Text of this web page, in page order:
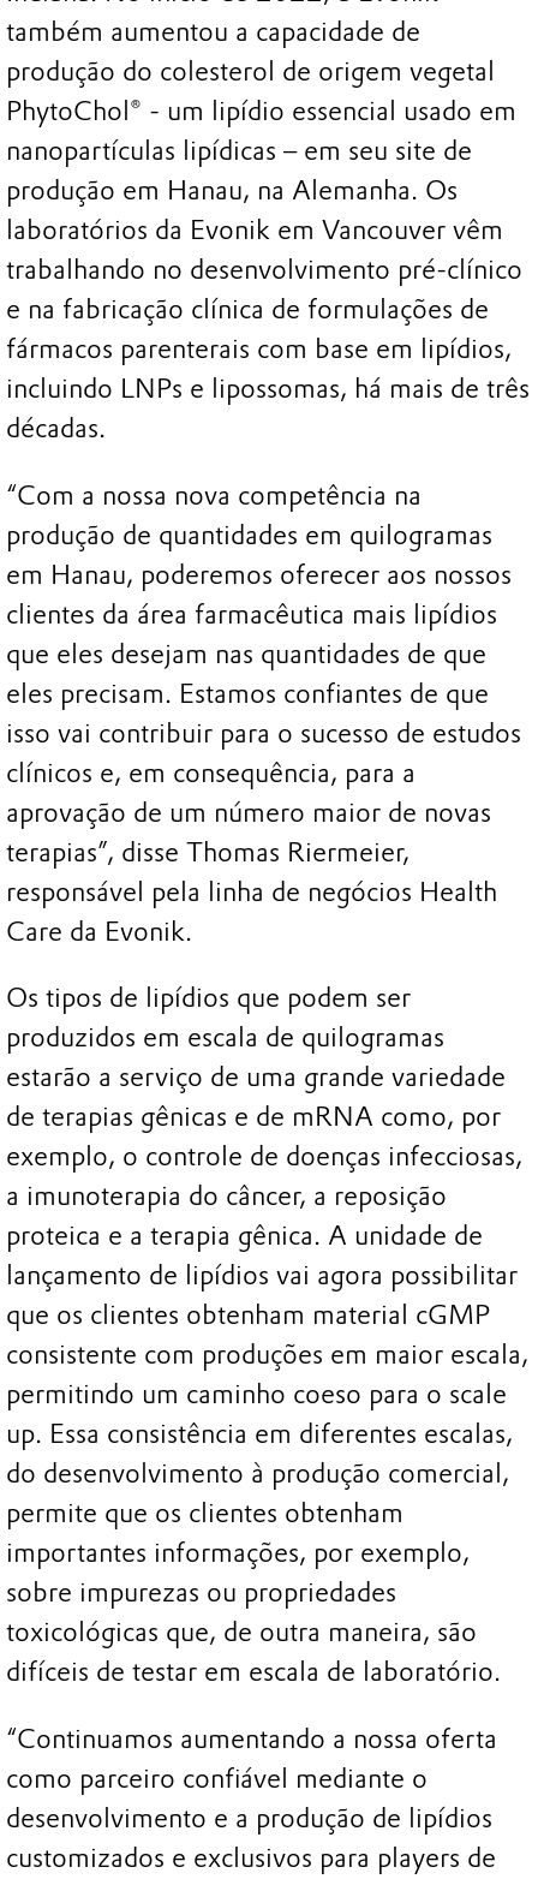
também aumentou a capacidade de
produção do colesterol de origem vegetal
PhytoChol® - um lipídio essencial usado em
nanopartículas lipídicas – em seu site de
produção em Hanau, na Alemanha. Os
laboratórios da Evonik em Vancouver vêm
trabalhando no desenvolvimento pré-clínico
e na fabricação clínica de formulações de
fármacos parenterais com base em lipídios,
incluindo LNPs e lipossomas, há mais de três
décadas.
“Com a nossa nova competência na
produção de quantidades em quilogramas
em Hanau, poderemos oferecer aos nossos
clientes da área farmacêutica mais lipídios
que eles desejam nas quantidades de que
eles precisam. Estamos confiantes de que
isso vai contribuir para o sucesso de estudos
clínicos e, em consequência, para a
aprovação de um número maior de novas
terapias”, disse Thomas Riermeier,
responsável pela linha de negócios Health
Care da Evonik.
Os tipos de lipídios que podem ser
produzidos em escala de quilogramas
estarão a serviço de uma grande variedade
de terapias gênicas e de mRNA como, por
exemplo, o controle de doenças infecciosas,
a imunoterapia do câncer, a reposição
proteica e a terapia gênica. A unidade de
lançamento de lipídios vai agora possibilitar
que os clientes obtenham material cGMP
consistente com produções em maior escala,
permitindo um caminho coeso para o scale
up. Essa consistência em diferentes escalas,
do desenvolvimento à produção comercial,
permite que os clientes obtenham
importantes informações, por exemplo,
sobre impurezas ou propriedades
toxicológicas que, de outra maneira, são
difíceis de testar em escala de laboratório.
“Continuamos aumentando a nossa oferta
como parceiro confiável mediante o
desenvolvimento e a produção de lipídios
customizados e exclusivos para players de